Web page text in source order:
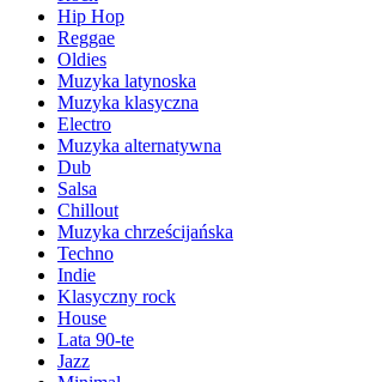
Hip Hop
Reggae
Oldies
Muzyka latynoska
Muzyka klasyczna
Electro
Muzyka alternatywna
Dub
Salsa
Chillout
Muzyka chrześcijańska
Techno
Indie
Klasyczny rock
House
Lata 90-te
Jazz